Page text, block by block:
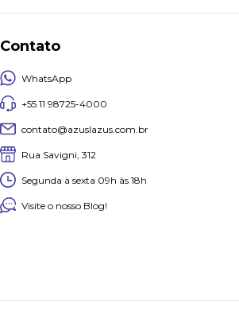
Contato
WhatsApp
+55 11 98725-4000
contato@azuslazus.com.br
Rua Savigni, 312
Segunda à sexta 09h às 18h
Visite o nosso Blog!